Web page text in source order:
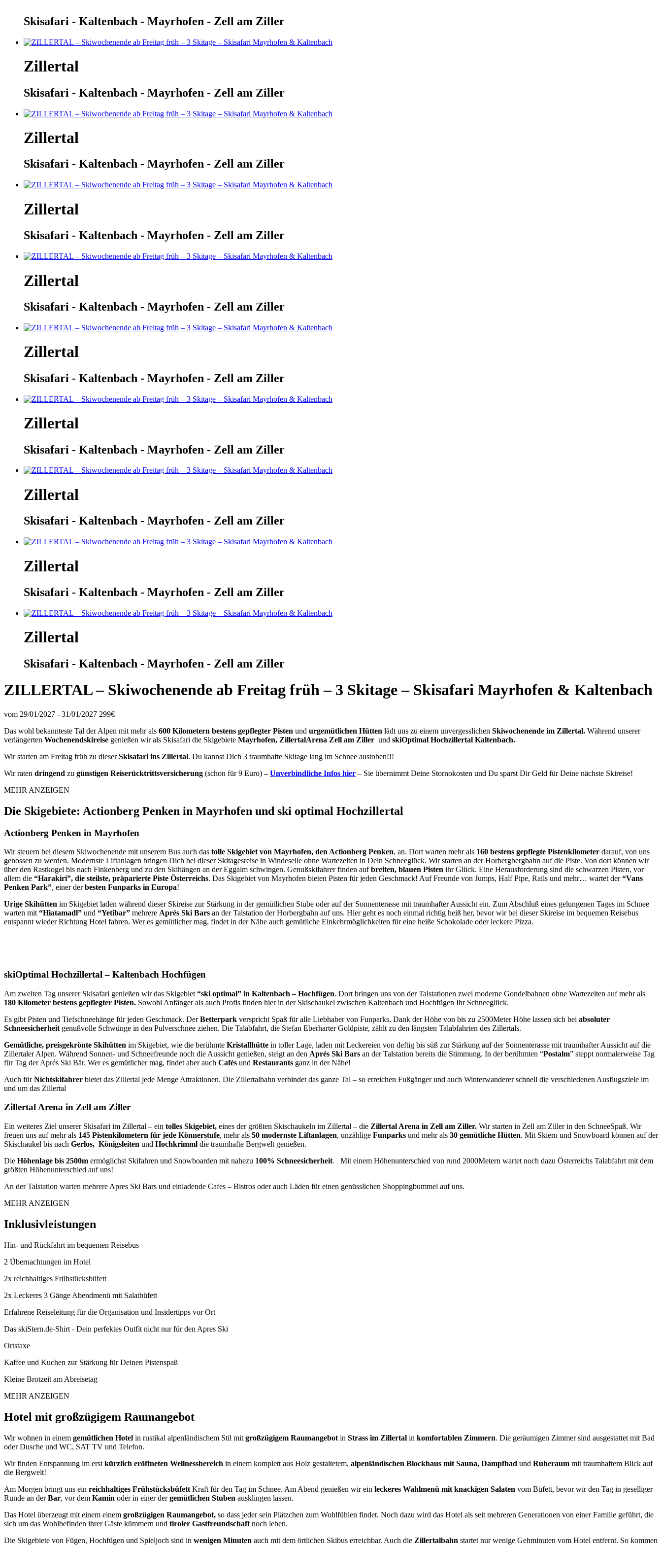
Skisafari - Kaltenbach - Mayrhofen - Zell am Ziller
Zillertal
Skisafari - Kaltenbach - Mayrhofen - Zell am Ziller
Zillertal
Skisafari - Kaltenbach - Mayrhofen - Zell am Ziller
Zillertal
Skisafari - Kaltenbach - Mayrhofen - Zell am Ziller
Zillertal
Skisafari - Kaltenbach - Mayrhofen - Zell am Ziller
Zillertal
Skisafari - Kaltenbach - Mayrhofen - Zell am Ziller
Zillertal
Skisafari - Kaltenbach - Mayrhofen - Zell am Ziller
Zillertal
Skisafari - Kaltenbach - Mayrhofen - Zell am Ziller
Zillertal
Skisafari - Kaltenbach - Mayrhofen - Zell am Ziller
Zillertal
Skisafari - Kaltenbach - Mayrhofen - Zell am Ziller
ZILLERTAL – Skiwochenende ab Freitag früh – 3 Skitage – Skisafari Mayrhofen & Kaltenbach
vom 29/01/2027 - 31/01/2027 299€
Das wohl bekannteste Tal der Alpen mit mehr als 600 Kilometern bestens gepflegter Pisten und urgemütlichen Hütten lädt uns zu einem unvergesslichen Skiwochenende im Zillertal. Während unserer
verlängerten Wochenendskireise genießen wir als Skisafari die Skigebiete Mayrhofen, ZillertalArena Zell am Ziller und skiOptimal Hochzillertal Kaltenbach.
Wir starten am Freitag früh zu dieserSkisafari ins Zillertal. Du kannst Dich 3 traumhafte Skitage lang im Schnee austoben!!!
Wir raten dringend zu günstigen Reiserücktrittsversicherung (schon für 9 Euro)–Unverbindliche Infos hier – Sie übernimmt Deine Stornokosten und Du sparst Dir Geld für Deine nächste Skireise!
MEHR ANZEIGEN
Die Skigebiete: Actionberg Penken in Mayrhofen und ski optimal Hochzillertal
Actionberg Penken in Mayrhofen
Wir steuern bei diesem Skiwochenende mit unserem Bus auch das tolle Skigebiet von Mayrhofen, den Actionberg Penken, an. Dort warten mehr als 160 bestens gepflegte Pistenkilometer darauf, von uns
genossen zu werden. Modernste Liftanlagen bringen Dich bei dieser Skitagesreise in Windeseile ohne Wartezeiten in Dein Schneeglück. Wir starten an der Horbergbergbahn auf die Piste. Von dort können wir
über den Rastkogel bis nach Finkenberg und zu den Skihängen an der Eggalm schwingen. Genußskifahrer finden aufbreiten, blauen Pisten ihr Glück. Eine Herausforderung sind die schwarzen Pisten, vor
allem die “Harakiri”, die steilste, präparierte Piste Österreichs. Das Skigebiet von Mayrhofen bieten Pisten für jeden Geschmack! Auf Freunde von Jumps, Half Pipe, Rails und mehr… wartet der“Vans
Penken Park”, einer derbesten Funparks in Europa!
Urige Skihütten im Skigebiet laden während dieser Skireise zur Stärkung in der gemütlichen Stube oder auf der Sonnenterasse mit traumhafter Aussicht ein. Zum Abschluß eines gelungenen Tages im Schnee
warten mit “Hiatamadl” und “Yetibar” mehrere Aprés Ski Bars an der Talstation der Horbergbahn auf uns. Hier geht es noch einmal richtig heiß her, bevor wir bei dieser Skireise im bequemen Reisebus
entspannt wieder Richtung Hotel fahren. Wer es gemütlicher mag, findet in der Nähe auch gemütliche Einkehrmöglichkeiten für eine heiße Schokolade oder leckere Pizza.
skiOptimal Hochzillertal – Kaltenbach Hochfügen
Am zweiten Tag unserer Skisafari genießen wir das Skigebiet “ski optimal” in Kaltenbach – Hochfügen. Dort bringen uns von der Talstationen zwei moderne Gondelbahnen ohne Wartezeiten auf mehr als
180 Kilometer bestens gepflegter Pisten. Sowohl Anfänger als auch Profis finden hier in der Skischaukel zwischen Kaltenbach und Hochfügen Ihr Schneeglück.
Es gibt Pisten und Tiefschneehänge für jeden Geschmack. DerBetterpark verspricht Spaß für alle Liebhaber von Funparks. Dank der Höhe von bis zu 2500Meter Höhe lassen sich bei absoluter
Schneesicherheit genußvolle Schwünge in den Pulverschnee ziehen. Die Talabfahrt, die Stefan Eberharter Goldpiste, zählt zu den längsten Talabfahrten des Zillertals.
Gemütliche, preisgekrönte Skihütten im Skigebiet, wie die berühmte Kristallhütte in toller Lage, laden mit Leckereien von deftig bis süß zur Stärkung auf der Sonnenterasse mit traumhafter Aussicht auf die
Zillertaler Alpen. Während Sonnen- und Schneefreunde noch die Aussicht genießen, steigt an den Aprés Ski Bars an der Talstation bereits die Stimmung. In der berühmten “Postalm” steppt normalerweise Tag
für Tag der Aprés Ski Bär. Wer es gemütlicher mag, findet aber auch Cafés und Restaurants ganz in der Nähe!
Auch fürNichtskifahrer bietet das Zillertal jede Menge Attraktionen. Die Zillertalbahn verbindet das ganze Tal – so erreichen Fußgänger und auch Winterwanderer schnell die verschiedenen Ausflugsziele im
und um das Zillertal
Zillertal Arena in Zell am Ziller
Ein weiteres Ziel unserer Skisafari im Zillertal – ein tolles Skigebiet, eines der größten Skischaukeln im Zillertal – die Zillertal Arena in Zell am Ziller. Wir starten in Zell am Ziller in den SchneeSpaß. Wir
freuen uns auf mehr als 145 Pistenkilometern für jede Könnerstufe, mehr als 50 modernste Liftanlagen, unzählige Funparks und mehr als 30 gemütliche Hütten. Mit Skiern und Snowboard können auf der
Skischaukel bis nach Gerlos, Königsleiten und Hochkrimml die traumhafte Bergwelt genießen.
Die Höhenlage bis 2500m ermöglichst Skifahren und Snowboarden mit nahezu 100% Schneesicherheit. Mit einem Höhenunterschied von rund 2000Metern wartet noch dazu Österreichs Talabfahrt mit dem
größten Höhenunterschied auf uns!
An der Talstation warten mehrere Apres Ski Bars und einladende Cafes – Bistros oder auch Läden für einen genüsslichen Shoppingbummel auf uns.
MEHR ANZEIGEN
Inklusivleistungen
Hin- und Rückfahrt im bequemen Reisebus
2 Übernachtungen im Hotel
2x reichhaltiges Frühstücksbüfett
2x Leckeres 3 Gänge Abendmenü mit Salatbüfett
Erfahrene Reiseleitung für die Organisation und Insidertipps vor Ort
Das skiStern.de-Shirt - Dein perfektes Outfit nicht nur für den Apres Ski
Ortstaxe
Kaffee und Kuchen zur Stärkung für Deinen Pistenspaß
Kleine Brotzeit am Abreisetag
MEHR ANZEIGEN
Hotel mit großzügigem Raumangebot
Wir wohnen in einem gemütlichen Hotel in rustikal alpenländischem Stil mit großzügigem Raumangebot in Strass im Zillertal in komfortablen Zimmern. Die geräumigen Zimmer sind ausgestattet mit Bad
oder Dusche und WC, SAT TV und Telefon.
Wir finden Entspannung im erst kürzlich eröffneten Wellnessbereich in einem komplett aus Holz gestaltetem, alpenländischen Blockhaus mit Sauna, Dampfbad und Ruheraum mit traumhaftem Blick auf
die Bergwelt!
Am Morgen bringt uns ein reichhaltiges Frühstücksbüfett Kraft für den Tag im Schnee. Am Abend genießen wir ein leckeres Wahlmenü mit knackigen Salaten vom Büfett, bevor wir den Tag in geselliger
Runde an derBar, vor dem Kamin oder in einer dergemütlichen Stuben ausklingen lassen.
Das Hotel überzeugt mit einem einem großzügigen Raumangebot, so dass jeder sein Plätzchen zum Wohlfühlen findet. Noch dazu wird das Hotel als seit mehreren Generationen von einer Familie geführt, die
sich um das Wohlbefinden ihrer Gäste kümmern und tiroler Gastfreundschaft noch leben.
Die Skigebiete von Fügen, Hochfügen und Spieljoch sind in wenigen Minuten auch mit dem örtlichen Skibus erreichbar. Auch die Zillertalbahn startet nur wenige Gehminuten vom Hotel entfernt. So kommen